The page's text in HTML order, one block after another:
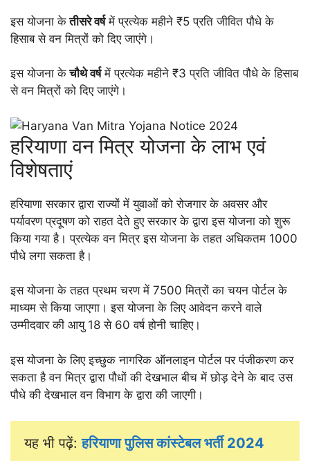
इस योजना केतीसरे वर्षमें प्रत्येक महीने ₹5 प्रति जीवित पौधे के
हिसाब से वन मित्रों को दिए जाएंगे।
इस योजना केचौथे वर्षमें प्रत्येक महीने ₹3 प्रति जीवित पौधे के हिसाब
से वन मित्रों को दिए जाएंगे।
हरियाणा वन मित्र योजना के लाभ एवं
विशेषताएं
हरियाणा सरकार द्वारा राज्यों में युवाओं को रोजगार के अवसर और
पर्यावरण प्रदूषण को राहत देते हुए सरकार के द्वारा इस योजना को शुरू
किया गया है। प्रत्येक वन मित्र इस योजना के तहत अधिकतम 1000
पौधे लगा सकता है।
इस योजना के तहत प्रथम चरण में 7500 मित्रों का चयन पोर्टल के
माध्यम से किया जाएगा। इस योजना के लिए आवेदन करने वाले
उम्मीदवार की आयु 18 से 60 वर्ष होनी चाहिए।
इस योजना के लिए इच्छुक नागरिक ऑनलाइन पोर्टल पर पंजीकरण कर
सकता है वन मित्र द्वारा पौधों की देखभाल बीच में छोड़ देने के बाद उस
पौधे की देखभाल वन विभाग के द्वारा की जाएगी।
यह भी पढ़ें: हरियाणा पुलिस कांस्टेबल भर्ती 2024